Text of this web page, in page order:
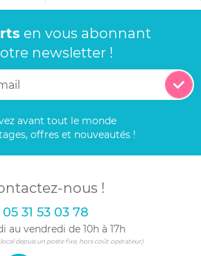
en vous abonnant
newsletter !
avant tout le monde
offres et nouveautés !
nous !
05 31 53 03 78
au vendredi de 10h à 17h
depuis un poste fixe, hors coût opérateur)